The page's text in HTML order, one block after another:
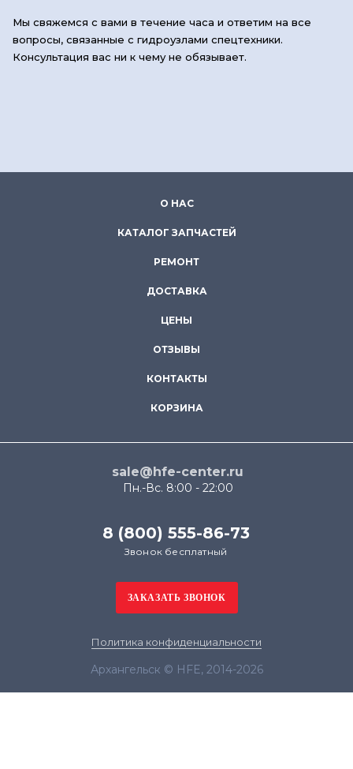
Мы свяжемся с вами в течение часа и ответим на все
вопросы, связанные с гидроузлами спецтехники.
Консультация вас ни к чему не обязывает.
О НАС
КАТАЛОГ ЗАПЧАСТЕЙ
РЕМОНТ
ДОСТАВКА
ЦЕНЫ
ОТЗЫВЫ
КОНТАКТЫ
КОРЗИНА
sale@hfe-center.ru
Пн.-Вс. 8:00 - 22:00
8 (800) 555-86-73
Звонок бесплатный
Политика конфиденциальности
Архангельск © HFE, 2014-2026